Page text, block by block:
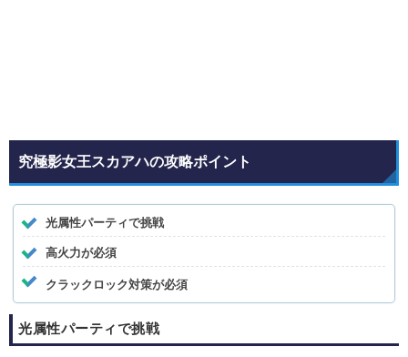
究極影女王スカアハの攻略ポイント
光属性パーティで挑戦
高火力が必須
クラックロック対策が必須
光属性パーティで挑戦